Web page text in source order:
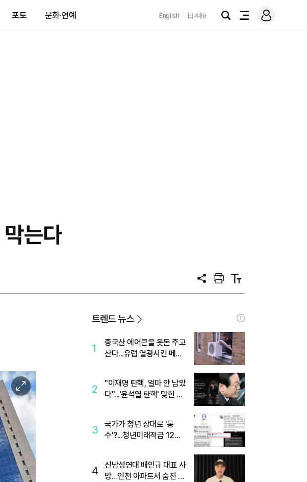
포토 문화·연예 English 日本語
검
전
메
그
는다
공
프
트
텍
트
이
미
지
확
대
트렌드 뉴스
1
중국산 에어콘을 웃돈 주고
산다...유럽 열광시킨 메이
2
"이재명 탄핵, 얼마 안 남았
다"...'윤석열 탄핵' 맞힌 무
3
국가가 청년 상대로 '통
수'?...청년미래적금 12%
4
신남성연대 배인규 대표 사
망…인천 아파트서 숨진 채